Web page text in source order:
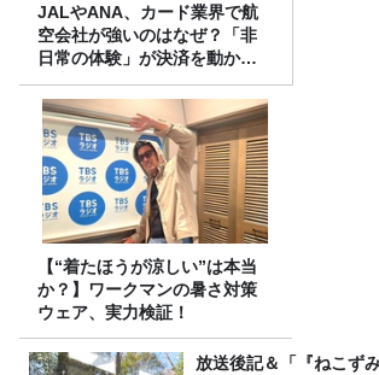
JALやANA、カード業界で航
空会社が強いのはなぜ？「非
日常の体験」が決済を動かす
理由
【“着たほうが涼しい”は本当
か？】ワークマンの暑さ対策
ウェア、実力検証！
放送後記＆「『ねこず